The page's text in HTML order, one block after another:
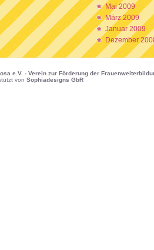
Mai 2009
März 2009
Januar 2009
Dezember
e.V. - Verein zur Förderung der
von Sophiadesigns GbR